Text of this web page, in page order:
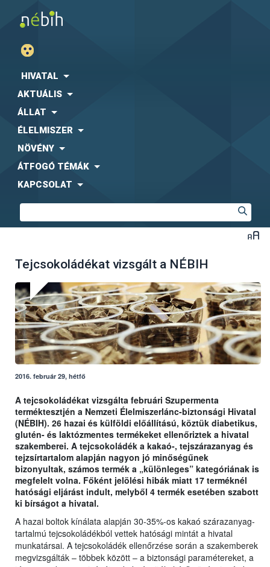
HIVATAL
AKTUÁLIS
ÁLLAT
ÉLELMISZER
NÖVÉNY
ÁTFOGÓ TÉMÁK
KAPCSOLAT
Tejcsokoládékat vizsgált a NÉBIH
2016. február 29, hétfő
A tejcsokoládékat vizsgálta februári Szupermenta
terméktesztjén a Nemzeti Élelmiszerlánc-biztonsági Hivatal
(NÉBIH). 26 hazai és külföldi előállítású, köztük diabetikus,
glutén- és laktózmentes termékeket ellenőriztek a hivatal
szakemberei. A tejcsokoládék a kakaó-, tejszárazanyag és
tejzsírtartalom alapján nagyon jó minőségűnek
bizonyultak, számos termék a „különleges” kategóriának is
megfelelt volna. Főként jelölési hibák miatt 17 terméknél
hatósági eljárást indult, melyből 4 termék esetében szabott
ki bírságot a hivatal.
A hazai boltok kínálata alapján 30-35%-os kakaó szárazanyag-
tartalmú tejcsokoládékból vettek hatósági mintát a hivatal
munkatársai. A tejcsokoládék ellenőrzése során a szakemberek
megvizsgálták – többek között – a biztonsági paramétereket, a